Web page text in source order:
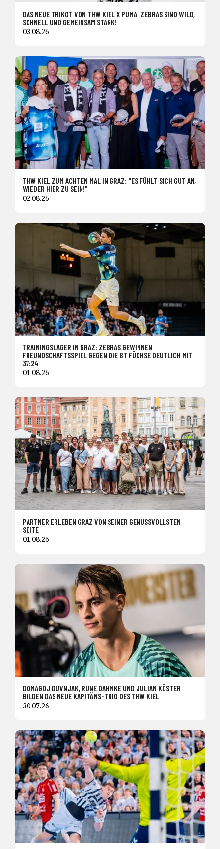
DAS NEUE TRIKOT VON THW KIEL X PUMA: ZEBRAS SIND WILD,
SCHNELL UND GEMEINSAM STARK!
03.08.26
THW KIEL ZUM ACHTEN MAL IN GRAZ: "ES FÜHLT SICH GUT AN,
WIEDER HIER ZU SEIN!"
02.08.26
TRAININGSLAGER IN GRAZ: ZEBRAS GEWINNEN
FREUNDSCHAFTSSPIEL GEGEN DIE BT FÜCHSE DEUTLICH MIT
37:24
01.08.26
PARTNER ERLEBEN GRAZ VON SEINER GENUSSVOLLSTEN
SEITE
01.08.26
DOMAGOJ DUVNJAK, RUNE DAHMKE UND JULIAN KÖSTER
BILDEN DAS NEUE KAPITÄNS-TRIO DES THW KIEL
30.07.26